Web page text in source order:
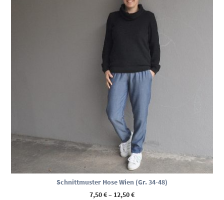
Schnittmuster Hose Wien (Gr. 34-48)
7,50€– 12,50€Preisspanne: